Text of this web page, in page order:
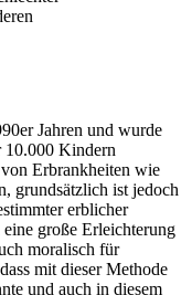
Jahren und wurde
10.000 Kindern
Erbrankheiten wie
grundsätzlich ist jedoch
erblicher
große Erleichterung
moralisch für
mit dieser Methode
und auch in diesem